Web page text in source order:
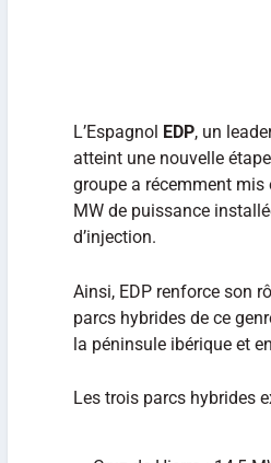
L’Espagnol EDP, un
atteint une nouvelle
groupe a récemment
MW de puissance
d’injection.
Ainsi, EDP renforce son
parcs hybrides de ce
la péninsule ibérique et
Les trois parcs hybrides